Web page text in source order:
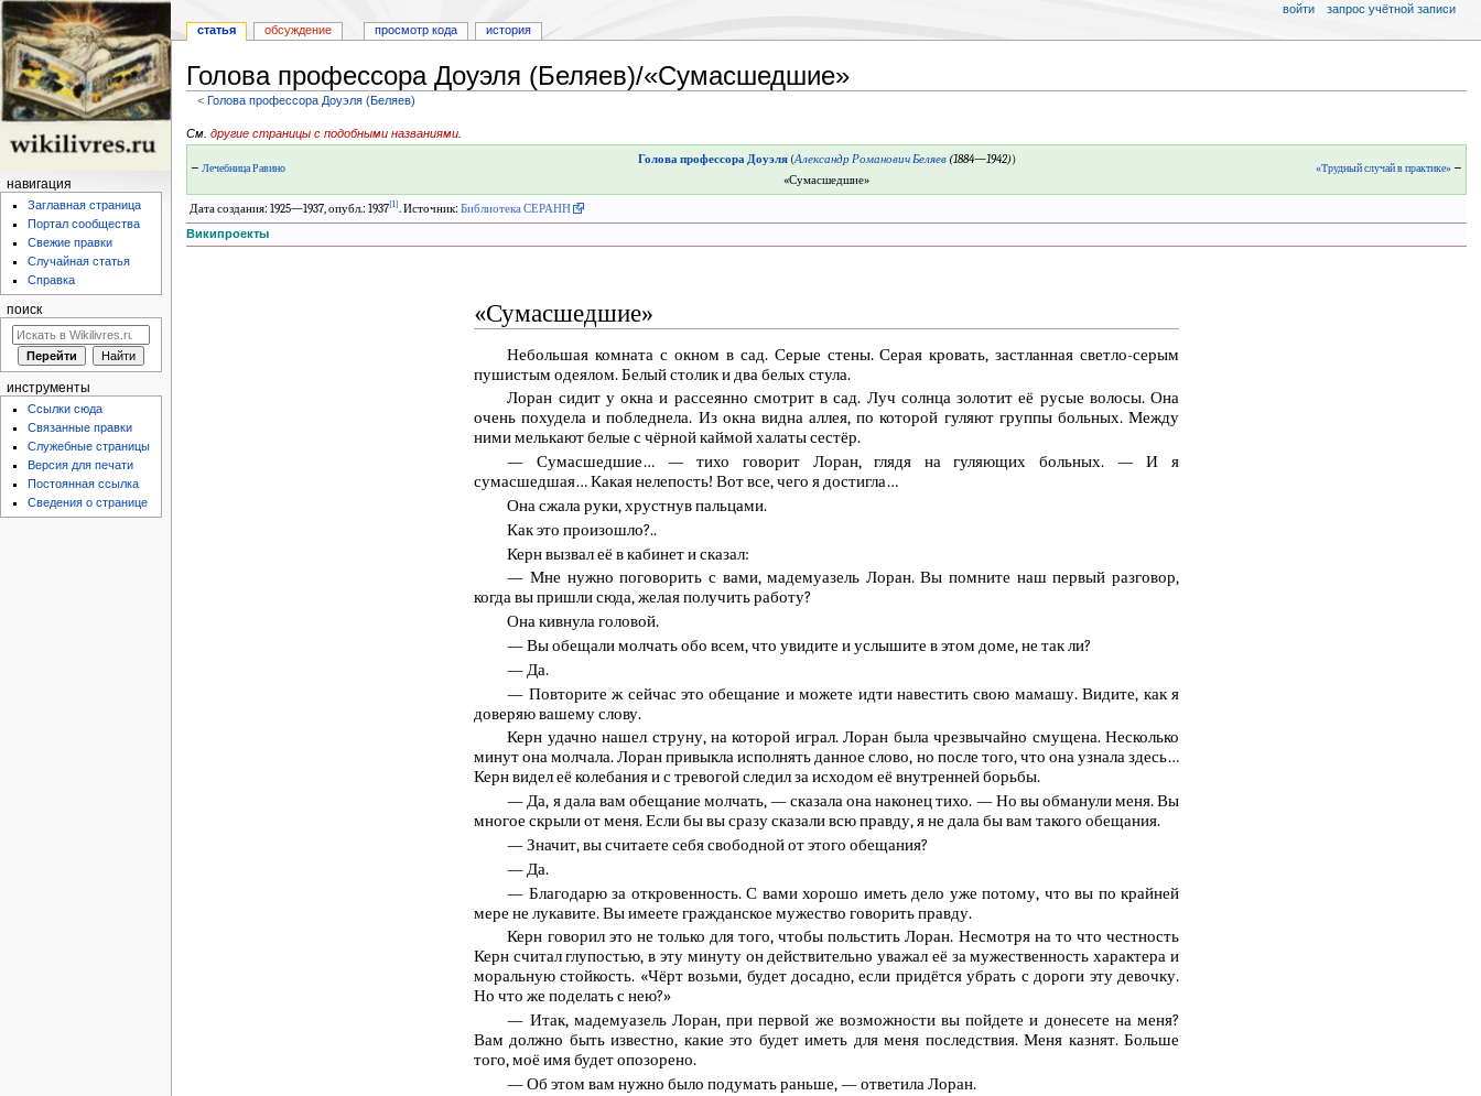
Голова профессора Доуэля (Беляев)/«Сумасшедшие»
< Голова профессора Доуэля (Беляев)
Перейти
навигации
Перейти
поиску
См. другие страницы с подобными названиями.
← Лечебница Равино
Голова профессора Доуэля(Александр Романович Беляев(1884—1942))
«Сумасшедшие»
«Трудный случай в практике»→
Дата создания: 1925—1937, опубл.: 1937[1]. Источник: Библиотека СЕРАНН
Википроекты
«Сумасшедшие»
Небольшая комната с окном в сад. Серые стены. Серая кровать, застланная светло-серым
пушистым одеялом. Белый столик и два белых стула.
Лоран сидит у окна и рассеянно смотрит в сад. Луч солнца золотит её русые волосы. Она
очень похудела и побледнела. Из окна видна аллея, по которой гуляют группы больных. Между
ними мелькают белые с чёрной каймой халаты сестёр.
— Сумасшедшие… — тихо говорит Лоран, глядя на гуляющих больных. — И я
сумасшедшая… Какая нелепость! Вот все, чего я достигла…
Она сжала руки, хрустнув пальцами.
Как это произошло?..
Керн вызвал её в кабинет и сказал:
— Мне нужно поговорить с вами, мадемуазель Лоран. Вы помните наш первый разговор,
когда вы пришли сюда, желая получить работу?
Она кивнула головой.
— Вы обещали молчать обо всем, что увидите и услышите в этом доме, не так ли?
— Да.
— Повторите ж сейчас это обещание и можете идти навестить свою мамашу. Видите, как я
доверяю вашему слову.
Керн удачно нашел струну, на которой играл. Лоран была чрезвычайно смущена. Несколько
минут она молчала. Лоран привыкла исполнять данное слово, но после того, что она узнала здесь…
Керн видел её колебания и с тревогой следил за исходом её внутренней борьбы.
— Да, я дала вам обещание молчать, — сказала она наконец тихо. — Но вы обманули меня. Вы
многое скрыли от меня. Если бы вы сразу сказали всю правду, я не дала бы вам такого обещания.
— Значит, вы считаете себя свободной от этого обещания?
— Да.
— Благодарю за откровенность. С вами хорошо иметь дело уже потому, что вы по крайней
мере не лукавите. Вы имеете гражданское мужество говорить правду.
Керн говорил это не только для того, чтобы польстить Лоран. Несмотря на то что честность
Керн считал глупостью, в эту минуту он действительно уважал её за мужественность характера и
моральную стойкость. «Чёрт возьми, будет досадно, если придётся убрать с дороги эту девочку.
Но что же поделать с нею?»
— Итак, мадемуазель Лоран, при первой же возможности вы пойдете и донесете на меня?
Вам должно быть известно, какие это будет иметь для меня последствия. Меня казнят. Больше
того, моё имя будет опозорено.
— Об этом вам нужно было подумать раньше, — ответила Лоран.
статья обсуждение просмотр кода история
войти запрос учётной записи
навигация
Заглавная страница
Портал сообщества
Свежие правки
Случайная статья
Справка
поиск
инструменты
Ссылки сюда
Связанные правки
Служебные страницы
Версия для печати
Постоянная ссылка
Сведения о странице